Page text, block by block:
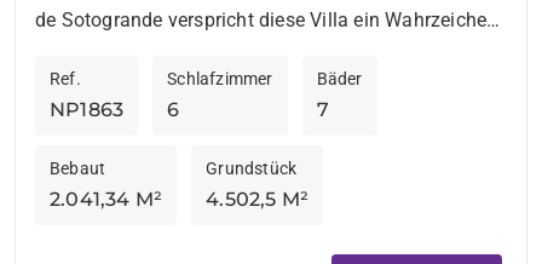
de Sotogrande verspricht diese Villa ein Wahrzeichen
NP1863
Ref.
6
Schlafzimmer
7
Bäder
2.041,34 M²
Bebaut
4.502,5 M²
Grundstück